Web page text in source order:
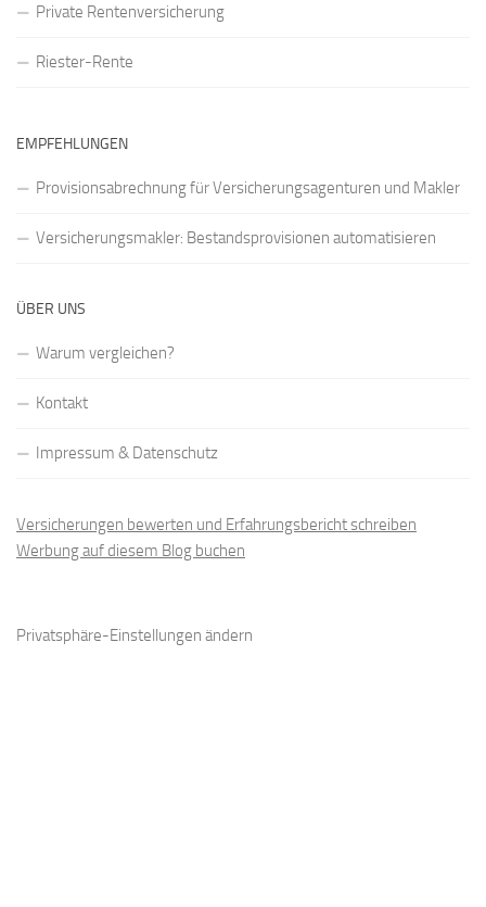
Private Rentenversicherung
Riester-Rente
EMPFEHLUNGEN
Provisionsabrechnung für Versicherungsagenturen und Makler
Versicherungsmakler: Bestandsprovisionen automatisieren
ÜBER UNS
Warum vergleichen?
Kontakt
Impressum & Datenschutz
Versicherungen bewerten und Erfahrungsbericht schreiben
Werbung auf diesem Blog buchen
Privatsphäre-Einstellungen ändern